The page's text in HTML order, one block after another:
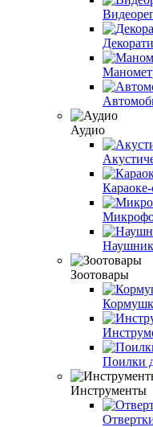
Аудио
Зоотовары
Поилки
Инструменты